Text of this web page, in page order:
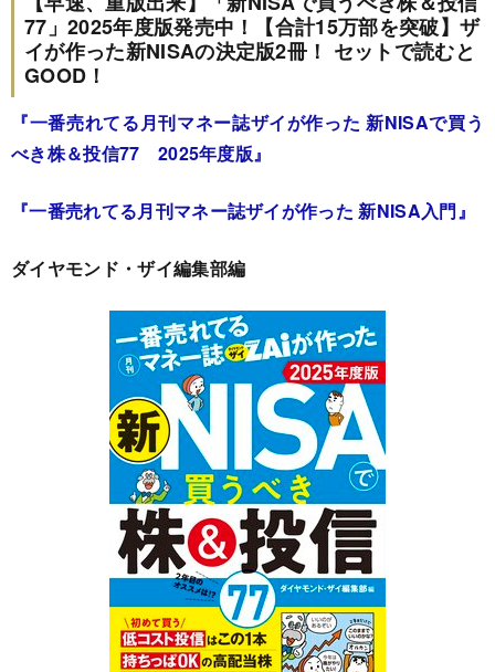
77」2025年度版発売中！【合計15万部を突破】ザ
イが作った新NISAの決定版2冊！ セットで読むと
GOOD！
『一番売れてる月刊マネー誌ザイが作った 新NISAで買う
べき株＆投信77 2025年度版』
『一番売れてる月刊マネー誌ザイが作った 新NISA入門』
ダイヤモンド・ザイ編集部編